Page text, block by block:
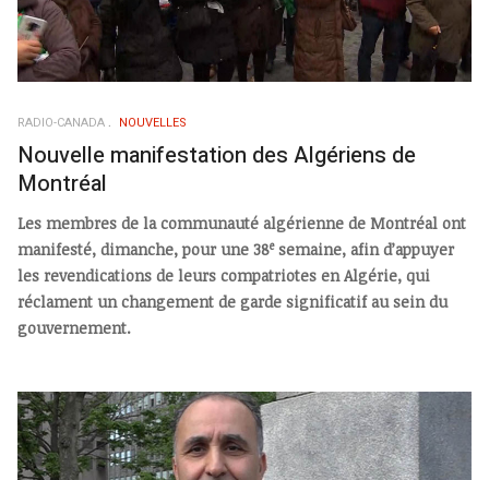
RADIO-CANADA NOUVELLES
Nouvelle manifestation des Algériens de
Montréal
Les membres de la communauté algérienne de Montréal ont
manifesté, dimanche, pour une 38esemaine, afin d’appuyer
les revendications de leurs compatriotes en Algérie, qui
réclament un changement de garde significatif au sein du
gouvernement.